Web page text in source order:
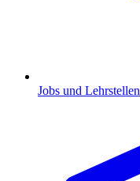
Jobs und Lehrstellen